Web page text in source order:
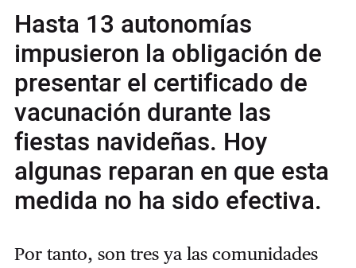
Hasta 13 autonomías
impusieron la obligación de
presentar el certificado de
vacunación durante las
fiestas navideñas. Hoy
algunas reparan en que esta
medida no ha sido efectiva.
Por tanto, son tres ya las comunidades